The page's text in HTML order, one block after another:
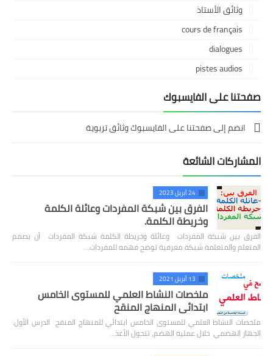
وثائق الأستاذ
cours de français
dialogues
pistes audios
صفحتنا على الفايسبوك
انضم إلى صفحتنا على الفايسبوك وثائق تربوية
المشاركات الشائعة
24 أبريل 2023
الفرق بين شبكة المفردات وعائلة الكلمة
وخريطة الكلمة.
الفرق بين شبكة المفردات وعائلة وخريطة الكلمة شبكة المفردات أن يصمم
المتعلم والمتعلمة شبكة معرفية توضح فهمه للمفردات…
13 أبريل 2021
ملخصات النشاط العلمي للمستوى الخامس
ابتدائي المنهاج المنقح
ملخصات النشاط العلمي للمستوى الخامس ابتدائي للمنهاج المنقح الدرس الأول:
الجهاز الهضمي خلال عملية الهضم، تتحول الأغذ…